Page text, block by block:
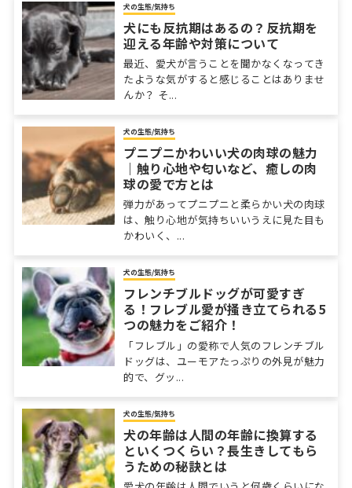
犬の生態/気持ち
犬にも反抗期はあるの？反抗期を
迎える年齢や対策について
最近、愛犬が言うことを聞かなくなってき
たような気がすると感じることはありませ
んか？ そ...
犬の生態/気持ち
プニプニかわいい犬の肉球の魅力
｜触り心地や匂いなど、癒しの肉
球の愛で方とは
弾力があってプニプニと柔らかい犬の肉球
は、触り心地が気持ちいいうえに見た目も
かわいく、...
犬の生態/気持ち
フレンチブルドッグが可愛すぎ
る！フレブル愛が掻き立てられる5
つの魅力をご紹介！
「フレブル」の愛称で人気のフレンチブル
ドッグは、ユーモアたっぷりの外見が魅力
的で、グッ...
犬の生態/気持ち
犬の年齢は人間の年齢に換算する
といくつくらい？長生きしてもら
うための秘訣とは